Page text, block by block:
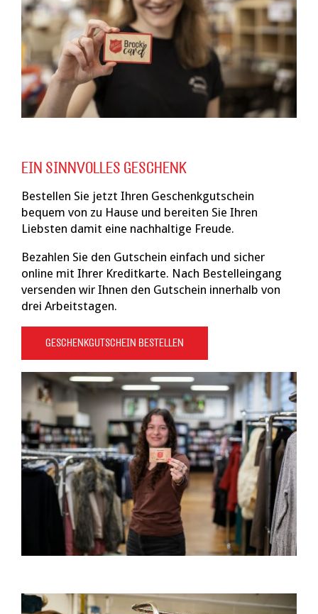
EIN SINNVOLLES GESCHENK
Bestellen Sie jetzt Ihren Geschenkgutschein
bequem von zu Hause und bereiten Sie Ihren
Liebsten damit eine nachhaltige Freude.
Bezahlen Sie den Gutschein einfach und sicher
online mit Ihrer Kreditkarte. Nach Bestelleingang
versenden wir Ihnen den Gutschein innerhalb von
drei Arbeitstagen.
GESCHENKGUTSCHEIN BESTELLEN